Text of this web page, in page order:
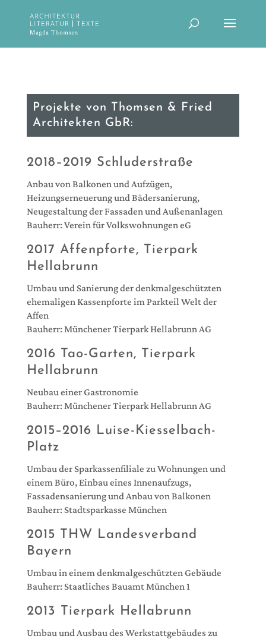
Projekte von Thomsen & Fried
Architekten GbR:
2018–2019 Schluderstraße
Anbau von Balkonen und Aufzügen,
Heizungserneuerung und Bädersanierung,
Neugestaltung der Fassaden und Außenanlagen
Bauherr: Verein für Volkswohnungen eG
2017 Affenpforte, Tierpark
Hellabrunn
Umbau und Sanierung der denkmalgeschützten
ehemaligen Kassenpforte im Parkteil Welt der
Affen
Bauherr: Münchener Tierpark Hellabrunn AG
2016 Tao-Garten, Tierpark
Hellabrunn
Neubau einer Gastronomie
Bauherr: Münchener Tierpark Hellabrunn AG
2015–2016 Luise-Kiesselbach-
Platz
Umbau der Sparkassenfiliale zu Wohnungen und
einem Büro, Einbau eines Innenaufzugs,
Fassadensanierung und Anbau von Balkonen
Bauherr: Stadtsparkasse München
2015 THW Landesverband
Bayern
Umbau in einem denkmalgeschützten Gebäude
Bauherr: Staatliches Bauamt München 1
2013 Tierpark Hellabrunn
Umbau und Ausbau des Werkstattgebäudes zu